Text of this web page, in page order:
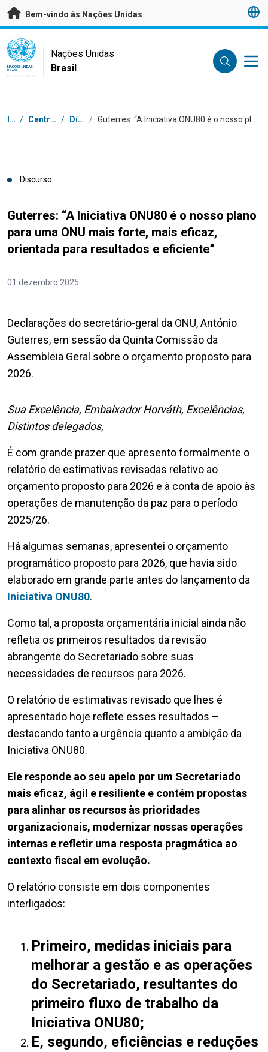
Saltar para conteúdo principal
Bem-vindo às Nações Unidas
UN Logo
NAÇÕES UNIDAS
BRASIL
Nações Unidas
Brasil
Navegação
Início / Centro de Imprensa / Discursos /
Discurso
Guterres: “A Iniciativa ONU80 é o nosso plano
para uma ONU mais forte, mais eficaz,
orientada para resultados e eficiente”
01 dezembro 2025
Declarações do secretário-geral da ONU, António
Guterres, em sessão da Quinta Comissão da
Assembleia Geral sobre o orçamento proposto para
2026.
Sua Excelência, Embaixador Horváth, Excelências,
Distintos delegados,
É com grande prazer que apresento formalmente o
relatório de estimativas revisadas relativo ao
orçamento proposto para 2026 e à conta de apoio às
operações de manutenção da paz para o período
2025/26.
Há algumas semanas, apresentei o orçamento
programático proposto para 2026, que havia sido
elaborado em grande parte antes do lançamento da
Iniciativa ONU80.
Como tal, a proposta orçamentária inicial ainda não
refletia os primeiros resultados da revisão
abrangente do Secretariado sobre suas
necessidades de recursos para 2026.
O relatório de estimativas revisado que lhes é
apresentado hoje reflete esses resultados –
destacando tanto a urgência quanto a ambição da
Iniciativa ONU80.
Ele responde ao seu apelo por um Secretariado
mais eficaz, ágil e resiliente e contém propostas
para alinhar os recursos às prioridades
organizacionais, modernizar nossas operações
internas e refletir uma resposta pragmática ao
contexto fiscal em evolução.
O relatório consiste em dois componentes
interligados:
Primeiro, medidas iniciais para
melhorar a gestão e as operações
do Secretariado, resultantes do
primeiro fluxo de trabalho da
Iniciativa ONU80;
E, segundo, eficiências e reduções